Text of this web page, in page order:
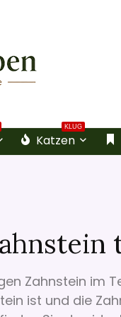
KLUG
Katzen
Zahnstein im
ist und die